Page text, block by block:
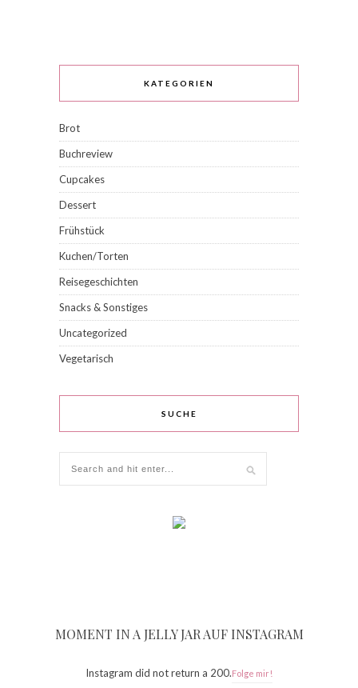
KATEGORIEN
Brot
Buchreview
Cupcakes
Dessert
Frühstück
Kuchen/Torten
Reisegeschichten
Snacks & Sonstiges
Uncategorized
Vegetarisch
SUCHE
MOMENT IN A JELLY JAR AUF INSTAGRAM
Instagram did not return a 200.Folge mir!